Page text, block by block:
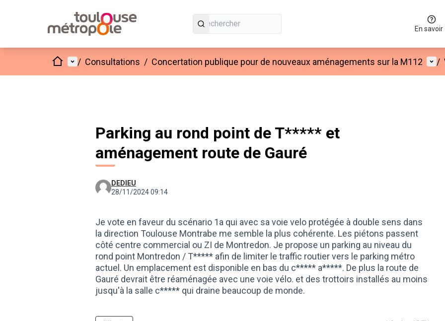
En savoir
AccueilMenu principal
/ Consultations / Concertation publique pour de nouveaux aménagements sur la M112 /
Parking au rond point de T***** et
aménagement route de Gauré
DEDIEU
28/11/2024 09:14
Je vote en faveur du scénario 1a qui avec sa voie velo protégée à double sens dans
la direction Toulouse Montrabe me semble la plus cohérente. Les piétons passent
côté centre commercial ou ZI de Montredon. Je propose un parking au niveau du
rond point Montredon / T***** afin de limiter le traffic routier vers le parking métro
actuel. Un emplacement est disponible en bas du c***** a*****. De plus la route de
Gauré devrait être réaménagée avec une voie vélo. et des trottoirs installés au moins
jusqu'à la salle c***** qui draine beaucoup de monde.